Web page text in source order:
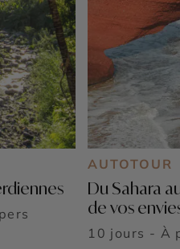
AUTOTOUR
Du Sahara
de vos
10 jours - À